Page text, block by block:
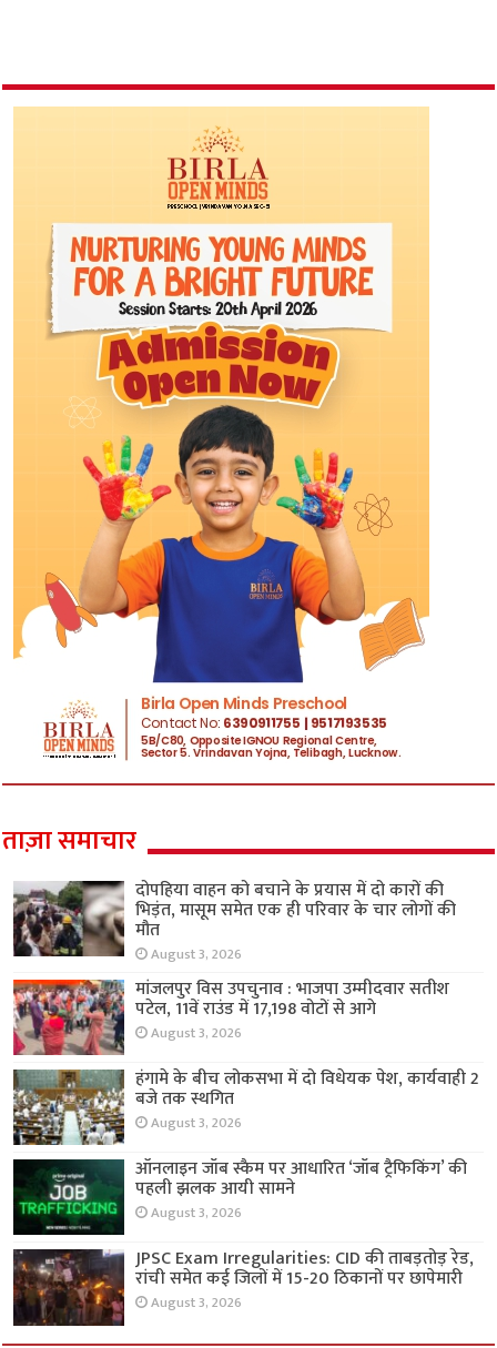
ताज़ा समाचार
दोपहिया वाहन को बचाने के प्रयास में दो कारों की
भिड़ंत, मासूम समेत एक ही परिवार के चार लोगों की
मौत
August 3, 2026
मांजलपुर विस उपचुनाव : भाजपा उम्मीदवार सतीश
पटेल, 11वें राउंड में 17,198 वोटों से आगे
August 3, 2026
हंगामे के बीच लोकसभा में दो विधेयक पेश, कार्यवाही 2
बजे तक स्थगित
August 3, 2026
ऑनलाइन जॉब स्कैम पर आधारित ‘जॉब ट्रैफिकिंग’ की
पहली झलक आयी सामने
August 3, 2026
JPSC Exam Irregularities: CID की ताबड़तोड़ रेड,
रांची समेत कई जिलों में 15-20 ठिकानों पर छापेमारी
August 3, 2026